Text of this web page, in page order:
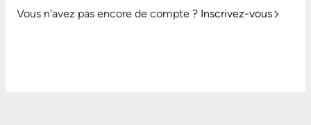
Vous n'avez pas encore de compte ? Inscrivez-vous